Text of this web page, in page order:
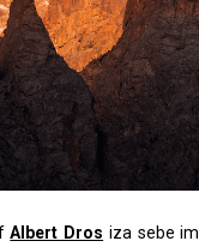
Albert Dros iza sebe